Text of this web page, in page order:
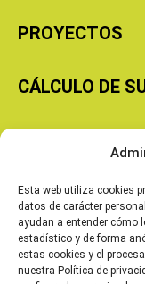
Esta web utiliza cookies
datos de carácter
ayudan a entender cómo
estadístico y de forma
estas cookies y el
nuestra Política de
PROYECTOS
CÁLCULO DE